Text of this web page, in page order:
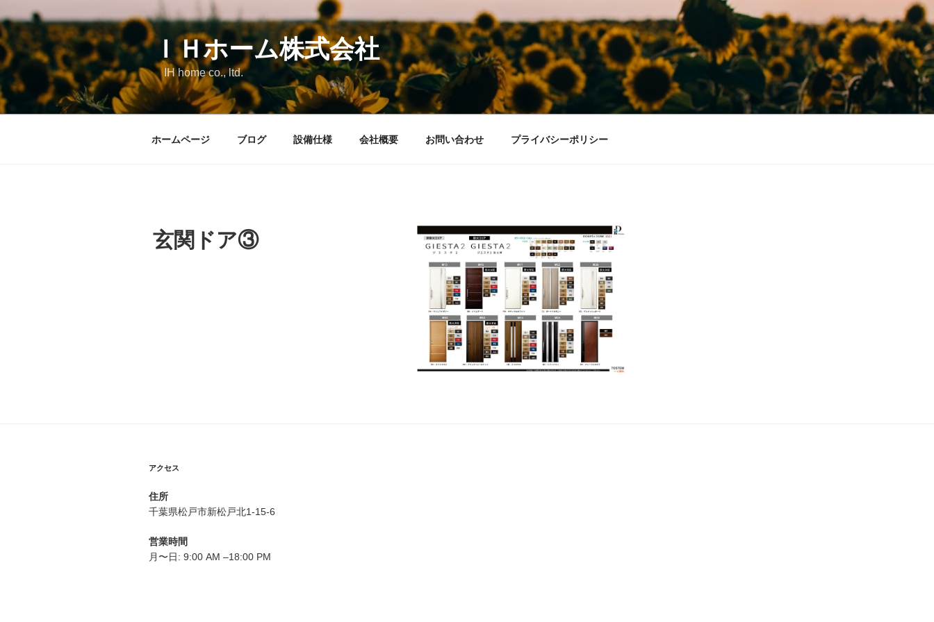
ン
テ
ン
ツ
へ
ス
ＩＨホーム株式会社
IH home co., ltd.
ホームページ ブログ 設備仕様 会社概要 お問い合わせ プライバシーポリシー
玄関ドア③
アクセス
住所
千葉県松戸市新松戸北1-15-6
営業時間
月〜日: 9:00 AM –18:00 PM